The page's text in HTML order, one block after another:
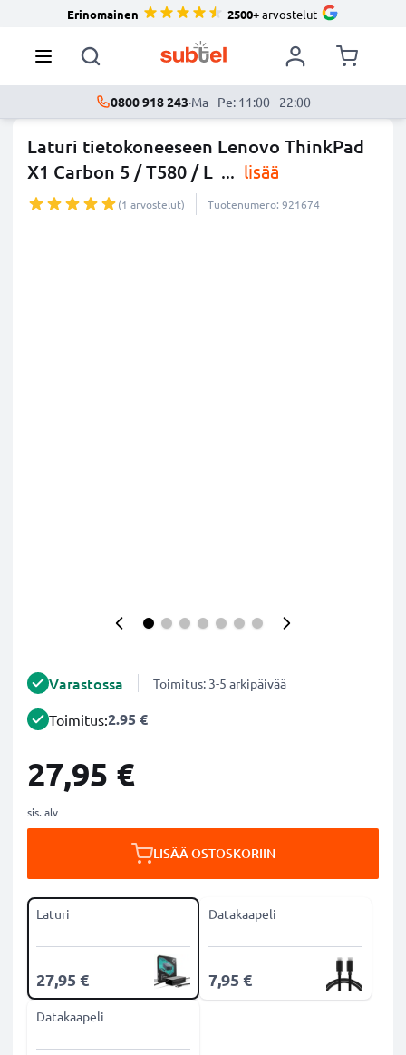
Erinomainen 2500+arvostelut
0800 918 243·Ma - Pe: 11:00 - 22:00
Laturi tietokoneeseen Lenovo ThinkPad
X1 Carbon 5 / T580 / L ... lisää
(1 arvostelut) Tuotenumero: 921674
Varastossa Toimitus: 3-5 arkipäivää
Toimitus:2.95 €
27,95 €
sis. alv
LISÄÄ OSTOSKORIIN
Laturi
27,95 €
Datakaapeli
7,95 €
Datakaapeli